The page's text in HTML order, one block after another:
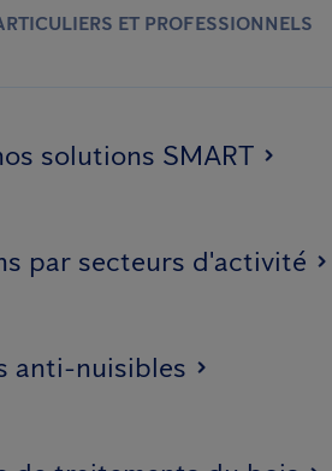
ET PROFESSIONNELS
solutions SMART
par secteurs d'activité
anti-nuisibles